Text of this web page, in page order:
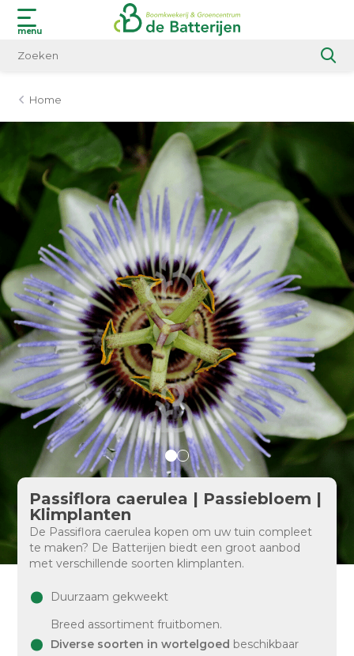
menu
Home
Passiflora caerulea | Passiebloem |
Klimplanten
De Passiflora caerulea kopen om uw tuin compleet
te maken? De Batterijen biedt een groot aanbod
met verschillende soorten klimplanten.
Duurzaam gekweekt
Breed assortiment fruitbomen.
Diverse soorten in wortelgoed beschikbaar